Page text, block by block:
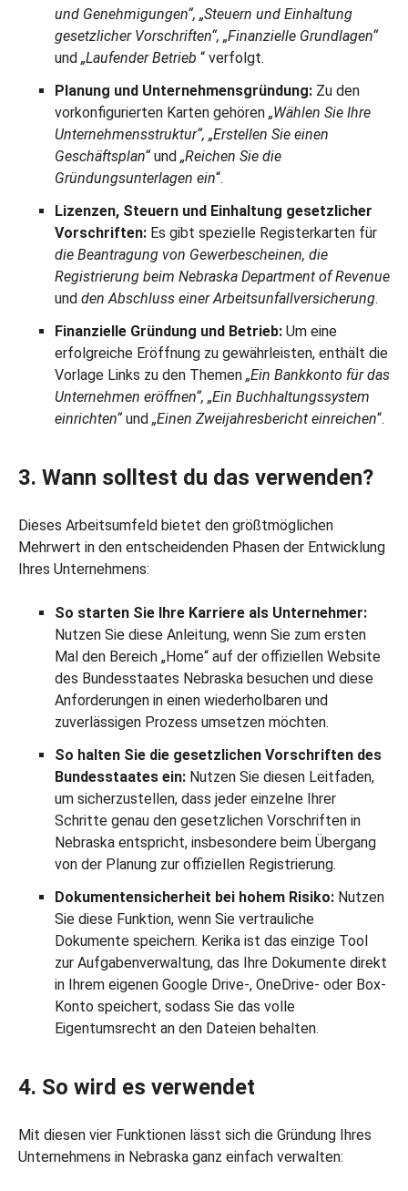
und Genehmigungen“, „Steuern und Einhaltung
gesetzlicher Vorschriften“, „Finanzielle Grundlagen“
und „Laufender Betrieb “ verfolgt.
Planung und Unternehmensgründung: Zu den
vorkonfigurierten Karten gehören „Wählen Sie Ihre
Unternehmensstruktur“, „Erstellen Sie einen
Geschäftsplan“ und „Reichen Sie die
Gründungsunterlagen ein“.
Lizenzen, Steuern und Einhaltung gesetzlicher
Vorschriften: Es gibt spezielle Registerkarten für
die Beantragung von Gewerbescheinen, die
Registrierung beim Nebraska Department of Revenue
und den Abschluss einer Arbeitsunfallversicherung.
Finanzielle Gründung und Betrieb: Um eine
erfolgreiche Eröffnung zu gewährleisten, enthält die
Vorlage Links zu den Themen „Ein Bankkonto für das
Unternehmen eröffnen“, „Ein Buchhaltungssystem
einrichten“ und „Einen Zweijahresbericht einreichen“.
3. Wann solltest du das verwenden?
Dieses Arbeitsumfeld bietet den größtmöglichen
Mehrwert in den entscheidenden Phasen der Entwicklung
Ihres Unternehmens:
So starten Sie Ihre Karriere als Unternehmer:
Nutzen Sie diese Anleitung, wenn Sie zum ersten
Mal den Bereich „Home“ auf der offiziellen Website
des Bundesstaates Nebraska besuchen und diese
Anforderungen in einen wiederholbaren und
zuverlässigen Prozess umsetzen möchten.
So halten Sie die gesetzlichen Vorschriften des
Bundesstaates ein: Nutzen Sie diesen Leitfaden,
um sicherzustellen, dass jeder einzelne Ihrer
Schritte genau den gesetzlichen Vorschriften in
Nebraska entspricht, insbesondere beim Übergang
von der Planung zur offiziellen Registrierung.
Dokumentensicherheit bei hohem Risiko: Nutzen
Sie diese Funktion, wenn Sie vertrauliche
Dokumente speichern. Kerika ist das einzige Tool
zur Aufgabenverwaltung, das Ihre Dokumente direkt
in Ihrem eigenen Google Drive-, OneDrive- oder Box-
Konto speichert, sodass Sie das volle
Eigentumsrecht an den Dateien behalten.
4. So wird es verwendet
Mit diesen vier Funktionen lässt sich die Gründung Ihres
Unternehmens in Nebraska ganz einfach verwalten: